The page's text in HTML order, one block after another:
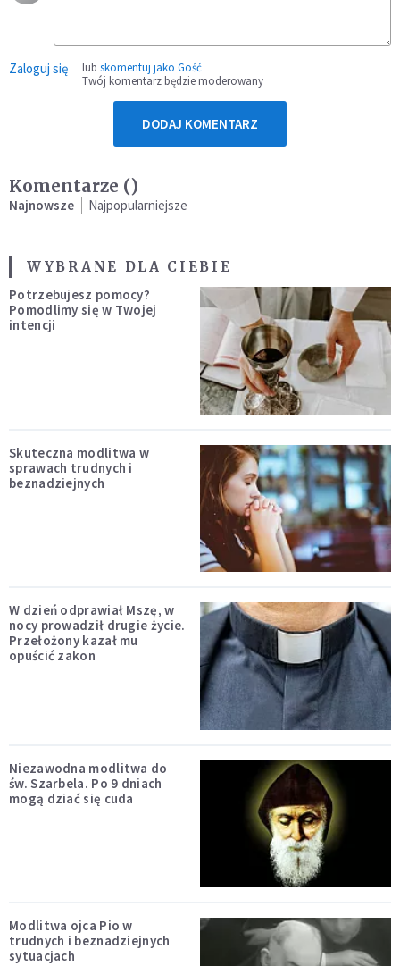
Zaloguj się lub skomentuj jako Gość
Twój komentarz będzie moderowany
DODAJ KOMENTARZ
Komentarze ()
Najnowsze Najpopularniejsze
WYBRANE DLA CIEBIE
Potrzebujesz pomocy?
Pomodlimy się w Twojej
intencji
Skuteczna modlitwa w
sprawach trudnych i
beznadziejnych
W dzień odprawiał Mszę, w
nocy prowadził drugie życie.
Przełożony kazał mu
opuścić zakon
Niezawodna modlitwa do
św. Szarbela. Po 9 dniach
mogą dziać się cuda
Modlitwa ojca Pio w
trudnych i beznadziejnych
sytuacjach